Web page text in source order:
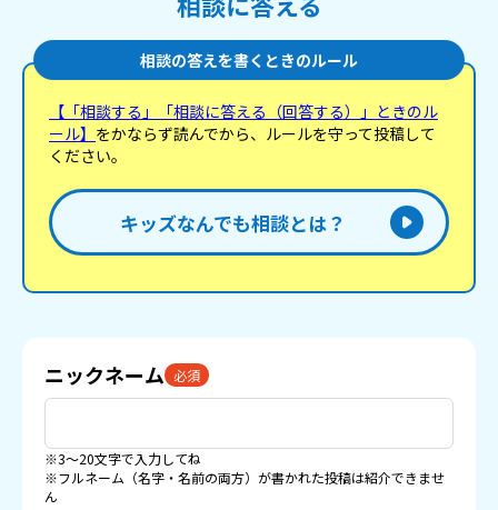
相談の答えを書くときのルール
【「相談する」「相談に答える（回答する）」ときのル
ール】 をかならず読んでから、ルールを守って投稿して
ください。
キッズなんでも相談とは？
ニックネーム 必須
※3〜20文字で入力してね
※フルネーム（名字・名前の両方）が書かれた投稿は紹介できませ
ん